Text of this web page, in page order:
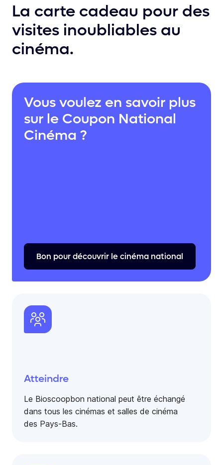
La carte cadeau pour des
visites inoubliables au
cinéma.
Vous voulez en savoir plus
sur le Coupon National
Cinéma ?
Bon pourdécouvrir lecinéma national
Atteindre
Le Bioscoopbon national peut être échangé
dans tous les cinémas et salles de cinéma
des Pays-Bas.